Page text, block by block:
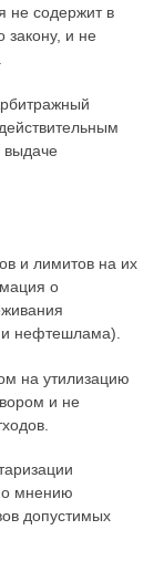
не содержит в
и не
выдаче
и лимитов на их
о
нефтешлама).
на утилизацию
и не
мнению
допустимых